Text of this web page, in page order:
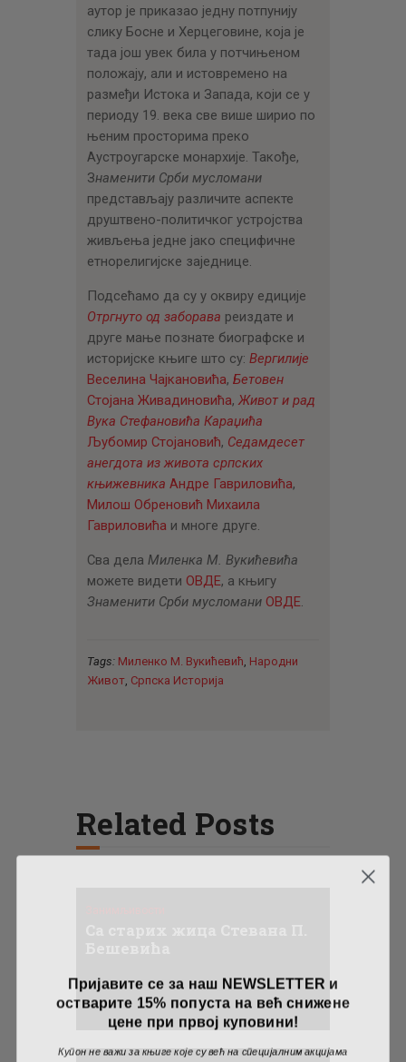
аутор је приказао једну потпунију
слику Босне и Херцеговине, која је
тада још увек била у потчињеном
положају, али и истовремено на
размеђи Истока и Запада, који се у
периоду 19. века све више ширио по
њеним просторима преко
Аустроугарске монархије. Такође,
Знаменити Срби мусломани
представљају различите аспекте
друштвено-политичког устројства
живљења једне јако специфичне
етнорелигијске заједнице.
Подсећамо да су у оквиру едиције
Отргнуто од заборава реиздате и
друге мање познате биографске и
историјске књиге што су: Вергилије
Веселина Чајкановића, Бетовен
Стојана Живадиновића, Живот и рад
Вука Стефановића Караџића
Љубомир Стојановић, Седамдесет
анегдота из живота српских
књижевника Андре Гавриловића,
Милош Обреновић Михаила
Гавриловића и многе друге.
Сва дела Миленка М. Вукићевића
можете видети ОВДЕ, а књигу
Знаменити Срби мусломани ОВДЕ.
Tags: Миленко М. Вукићевић Народни
Живот, Српска Историја
Related Posts
Пријавите се за наш NEWSLETTER и
остварите 15% попуста на већ снижене
цене при првој куповини!
Купон не важи за књиге које су већ на специјалним акцијама